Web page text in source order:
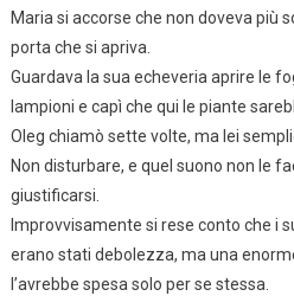
Maria si accorse che non doveva più
porta che si apriva.
Guardava la sua echeveria aprire le
lampioni e capì che qui le piante
Oleg chiamò sette volte, ma lei
Non disturbare, e quel suono non le
giustificarsi.
Improvvisamente si rese conto che i
erano stati debolezza, ma una
l’avrebbe spesa solo per se stessa.